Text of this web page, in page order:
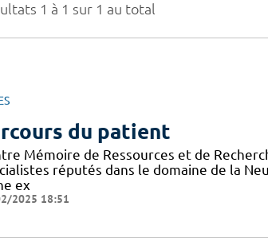
1 à 1 sur 1 au total
du patient
Mémoire de Ressources et de
réputés dans le domaine de la
ex
2025 18:51